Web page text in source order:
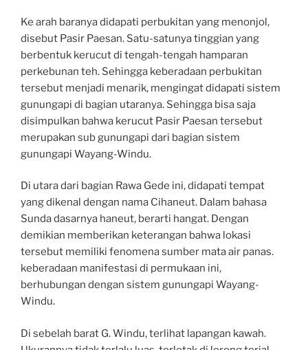
Ke arah baranya didapati perbukitan yang menonjol,
disebut Pasir Paesan. Satu-satunya tinggian yang
berbentuk kerucut di tengah-tengah hamparan
perkebunan teh. Sehingga keberadaan perbukitan
tersebut menjadi menarik, mengingat didapati sistem
gunungapi di bagian utaranya. Sehingga bisa saja
disimpulkan bahwa kerucut Pasir Paesan tersebut
merupakan sub gunungapi dari bagian sistem
gunungapi Wayang-Windu.
Di utara dari bagian Rawa Gede ini, didapati tempat
yang dikenal dengan nama Cihaneut. Dalam bahasa
Sunda dasarnya haneut, berarti hangat. Dengan
demikian memberikan keterangan bahwa lokasi
tersebut memiliki fenomena sumber mata air panas.
keberadaan manifestasi di permukaan ini,
berhubungan dengan sistem gunungapi Wayang-
Windu.
Di sebelah barat G. Windu, terlihat lapangan kawah.